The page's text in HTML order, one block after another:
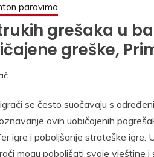
parovima
grešaka u
greške,
se često suočavaju s
ovih uobičajenih
igre i poboljšanje strateške igre.
mogu poboljšati svoje vještine i